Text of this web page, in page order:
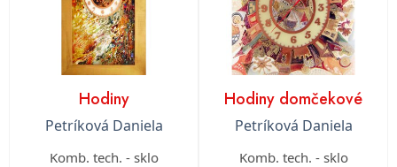
Hodiny
Petríková Daniela
Komb. tech. - sklo
Hodiny domčekové
Petríková Daniela
Komb. tech. - sklo